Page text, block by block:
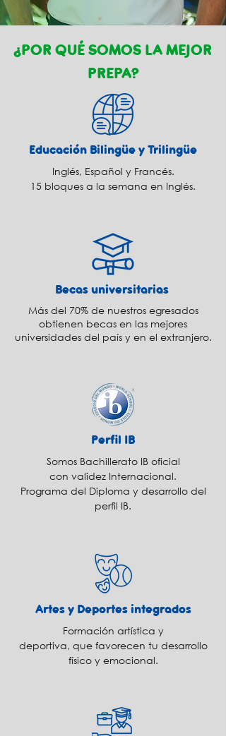
¿POR QUÉ SOMOS LA MEJOR
PREPA?
Educación Bilingüe y Trilingüe
Inglés, Español y Francés.
15 bloques a la semana en Inglés.
Becas universitarias
Más del 70% de nuestros egresados
obtienen becas en las mejores
universidades del país y en el extranjero.
Perfil IB
Somos Bachillerato IB oficial
con validez Internacional.
Programa del Diploma y desarrollo del
perfil IB.
Artes y Deportes integrados
Formación artística y
deportiva, que favorecen tu desarrollo
físico y emocional.